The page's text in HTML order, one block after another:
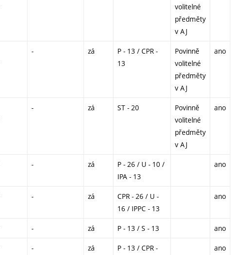
volitelné
předměty
v AJ
- zá
P - 13 / CPR -
13
Povinně
volitelné
předměty
v AJ
ano
- zá ST - 20
Povinně
volitelné
předměty
v AJ
ano
- zá
P - 26 / U - 10 /
IPA - 13
ano
- zá
CPR - 26 / U -
16 / IPPC - 13
ano
- zá P - 13 / S - 13 ano
- zá
P - 13 / CPR -
ano